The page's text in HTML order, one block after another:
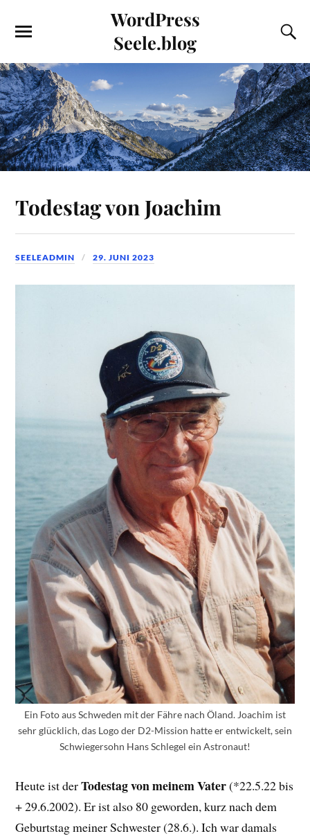
WordPress
Seele.blog
Todestag von Joachim
SEELEADMIN 29. JUNI 2023
Ein Foto aus Schweden mit der Fähre nach Öland. Joachim ist
sehr glücklich, das Logo der D2-Mission hatte er entwickelt, sein
Schwiegersohn Hans Schlegel ein Astronaut!
Heute ist derTodestag von meinem Vater(*22.5.22 bis
+ 29.6.2002). Er ist also 80 geworden, kurz nach dem
Geburtstag meiner Schwester (28.6.). Ich war damals